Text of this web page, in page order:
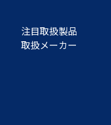
注目取扱製品
取扱メーカー